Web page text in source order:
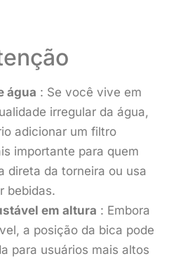
água : Se você vive em
irregular da água,
adicionar um filtro
importante para quem
direta da torneira ou usa
bebidas.
em altura : Embora
a posição da bica pode
para usuários mais altos